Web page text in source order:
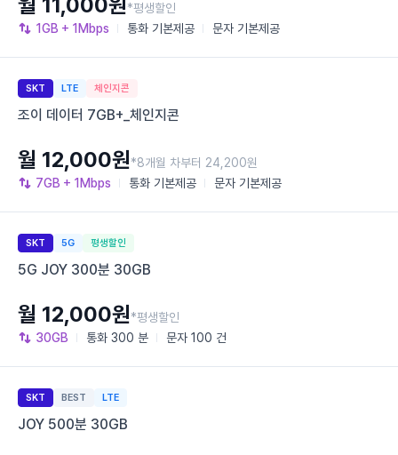
1GB + 1Mbps 통화 기본제공 문자 기본제공
*평생할인
SKT LTE 체인지콘
조이 데이터 7GB+_체인지콘
7GB + 1Mbps 통화 기본제공 문자 기본제공
월 12,000원*8개월 차부터 24,200원
SKT 5G 평생할인
5G JOY 300분 30GB
30GB 통화 300 분 문자 100 건
월 12,000원*평생할인
SKT BEST LTE
JOY 500분 30GB